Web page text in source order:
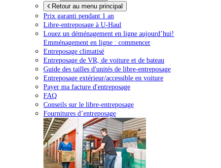
Retour au menu principal
Prix garanti pendant 1 an
Libre-entreposage à U-Haul
Louez un déménagement en ligne aujourd’hui!
Emménagement en ligne : commencer
Entreposage climatisé
Entreposage de VR, de voiture et de bateau
Guide des tailles d'unités de libre-entreposage
Entreposage extérieur/accessible en voiture
Payer ma facture d'entreposage
FAQ
Conseils sur le libre-entreposage
Fournitures d’entreposage